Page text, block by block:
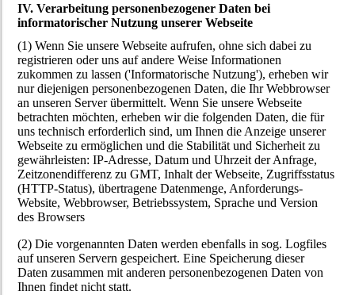
IV. Verarbeitung personenbezogener Daten bei
informatorischer Nutzung unserer Webseite
(1) Wenn Sie unsere Webseite aufrufen, ohne sich dabei zu
registrieren oder uns auf andere Weise Informationen
zukommen zu lassen ('Informatorische Nutzung'), erheben wir
nur diejenigen personenbezogenen Daten, die Ihr Webbrowser
an unseren Server übermittelt. Wenn Sie unsere Webseite
betrachten möchten, erheben wir die folgenden Daten, die für
uns technisch erforderlich sind, um Ihnen die Anzeige unserer
Webseite zu ermöglichen und die Stabilität und Sicherheit zu
gewährleisten: IP-Adresse, Datum und Uhrzeit der Anfrage,
Zeitzonendifferenz zu GMT, Inhalt der Webseite, Zugriffsstatus
(HTTP-Status), übertragene Datenmenge, Anforderungs-
Website, Webbrowser, Betriebssystem, Sprache und Version
des Browsers
(2) Die vorgenannten Daten werden ebenfalls in sog. Logfiles
auf unseren Servern gespeichert. Eine Speicherung dieser
Daten zusammen mit anderen personenbezogenen Daten von
Ihnen findet nicht statt.